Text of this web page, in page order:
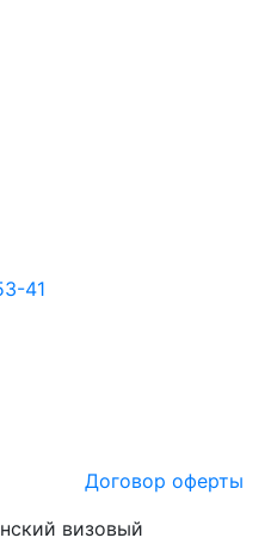
41
Договор оферты
визовый